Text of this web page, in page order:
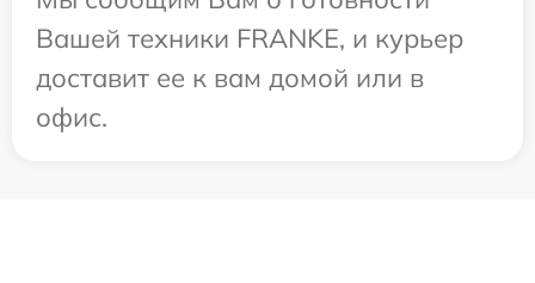
Вашей техники FRANKE, и курьер
доставит ее к вам домой или в
офис.